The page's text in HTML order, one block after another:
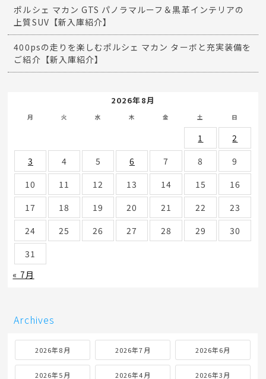
ポルシェ マカン GTS パノラマルーフ＆黒革インテリアの
上質SUV【新入庫紹介】
400psの走りを楽しむポルシェ マカン ターボと充実装備を
ご紹介【新入庫紹介】
2026年8月
月 火 水 木 金 土 日
1
2
3
4 5 6 7 8
9
10
11 12 13 14 15
16
17
18 19 20 21 22
23
24
25 26 27 28 29
30
31
« 7月
Archives
2026年8月 2026年7月 2026年6月
2026年5月 2026年4月 2026年3月